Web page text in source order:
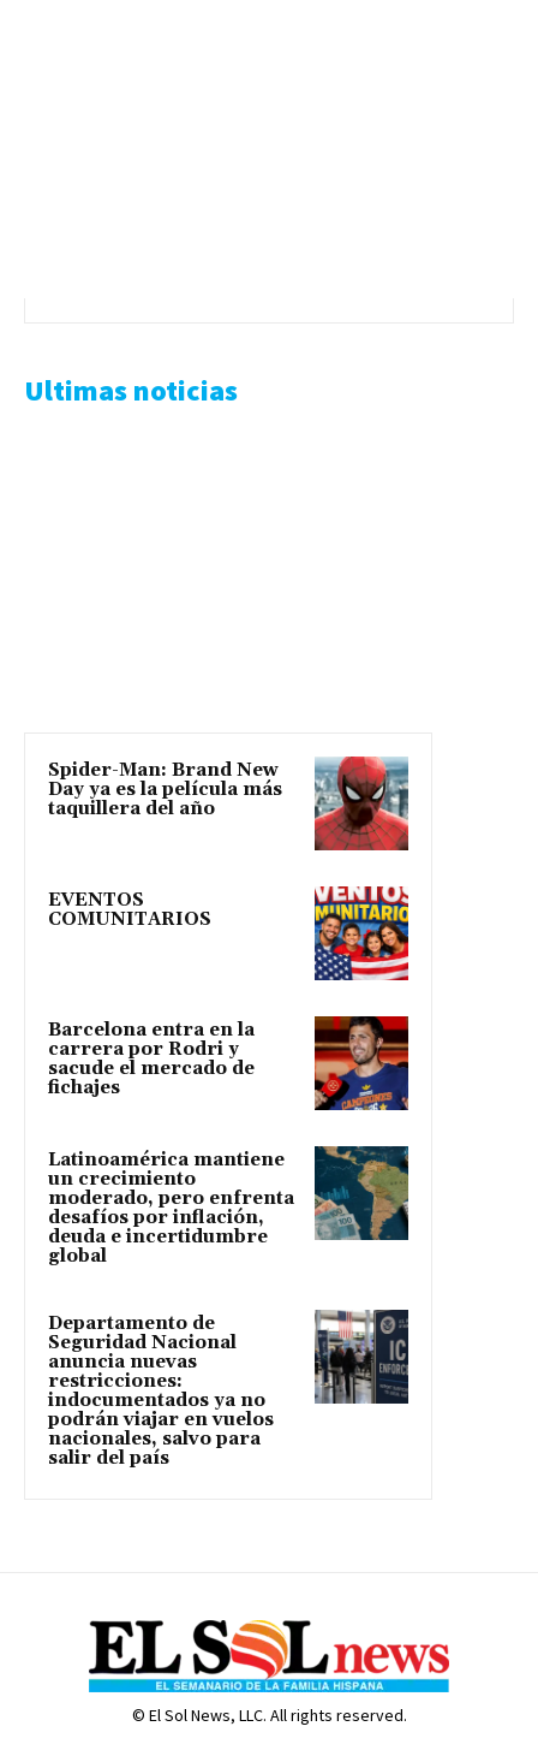
Ultimas noticias
Spider-Man: Brand New
Day ya es la película más
taquillera del año
EVENTOS
COMUNITARIOS
Barcelona entra en la
carrera por Rodri y
sacude el mercado de
fichajes
Latinoamérica mantiene
un crecimiento
moderado, pero enfrenta
desafíos por inflación,
deuda e incertidumbre
global
Departamento de
Seguridad Nacional
anuncia nuevas
restricciones:
indocumentados ya no
podrán viajar en vuelos
nacionales, salvo para
salir del país
© El Sol News, LLC. All rights reserved.